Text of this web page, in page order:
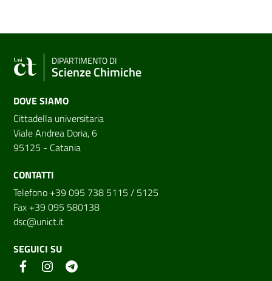
DIPARTIMENTO DI
Scienze Chimiche
DOVE SIAMO
Cittadella universitaria
Viale Andrea Doria, 6
95125 - Catania
CONTATTI
Telefono +39 095 738 5115 / 5125
Fax +39 095 580138
dsc@unict.it
SEGUICI SU